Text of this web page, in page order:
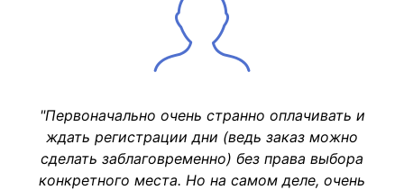
"Первоначально очень странно оплачивать и
ждать регистрации дни (ведь заказ можно
сделать заблаговременно) без права выбора
конкретного места. Но на самом деле, очень